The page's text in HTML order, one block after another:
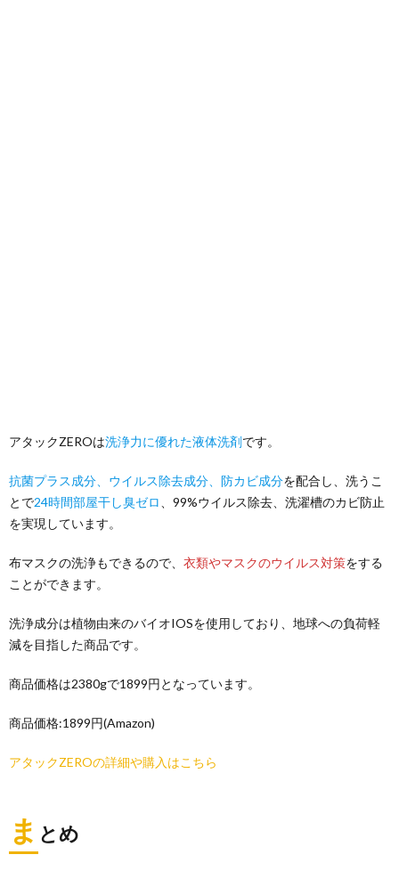
アタックZEROは洗浄力に優れた液体洗剤です。
抗菌プラス成分、ウイルス除去成分、防カビ成分を配合し、洗うこ
とで24時間部屋干し臭ゼロ
、99%ウイルス除去、洗濯槽のカビ防止
を実現しています。
布マスクの洗浄もできるので、 衣類やマスクのウイルス対策をする
ことができます。
洗浄成分は植物由来のバイオIOSを使用しており、地球への負荷軽
減を目指した商品です。
商品価格は2380gで1899円となっています。
商品価格:1899円(Amazon)
アタックZEROの詳細や購入はこちら
ま とめ